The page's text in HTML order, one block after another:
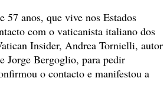
57 anos, que vive nos Estados
com o vaticanista italiano dos
Insider, Andrea Tornielli, autor
Jorge Bergoglio, para pedir
o contacto e manifestou a